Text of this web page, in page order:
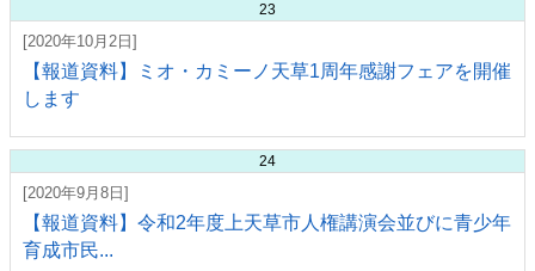
23
[2020年10月2日]
【報道資料】ミオ・カミーノ天草1周年感謝フェアを開催
します
24
[2020年9月8日]
【報道資料】令和2年度上天草市人権講演会並びに青少年
育成市民...